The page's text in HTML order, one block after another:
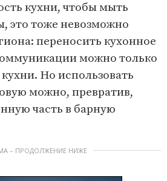
кухни, чтобы мыть
это тоже невозможно
переносить кухонное
можно только
Но использовать
можно, превратив,
часть в барную
– ПРОДОЛЖЕНИЕ НИЖЕ